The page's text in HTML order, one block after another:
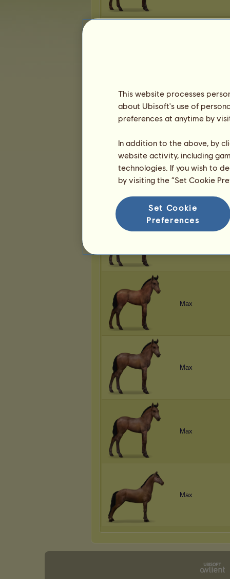
Max
Max
Max
Max
Max
This website processes
about Ubisoft's use of
preferences at anytime by
In addition to the above, by
website activity, including
technologies. If you wish to
by visiting the “Set Cookie
Set Cookie
Preferences